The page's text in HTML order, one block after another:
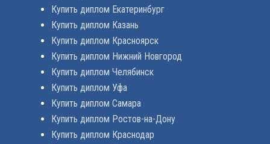
Купить диплом Екатеринбург
Купить диплом Казань
Купить диплом Красноярск
Купить диплом Нижний Новгород
Купить диплом Челябинск
Купить диплом Уфа
Купить диплом Самара
Купить диплом Ростов-на-Дону
Купить диплом Краснодар